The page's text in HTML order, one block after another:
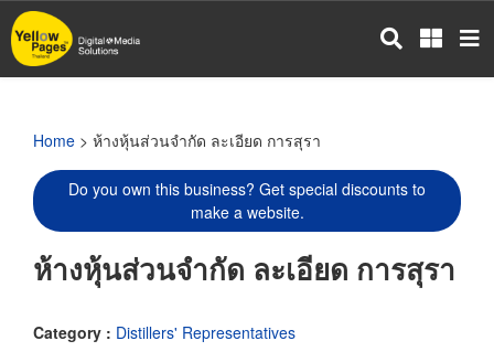
Skip
to
main
Home > ห้างหุ้นส่วนจำกัด ละเอียด การสุรา
Do you own this business? Get special discounts to
make a website.
ห้างหุ้นส่วนจำกัด ละเอียด การสุรา
Category : Distillers' Representatives